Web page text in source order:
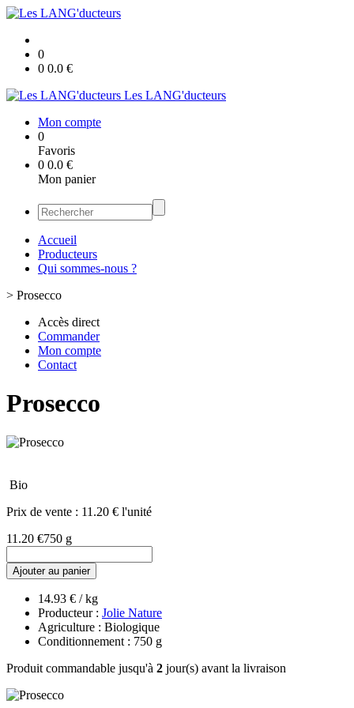
0
0 0.0 €
Les LANG'ducteurs
Mon compte
0
Favoris
0 0.0 €
Mon panier
Accueil
Producteurs
Qui sommes-nous ?
> Prosecco
Accès direct
Commander
Mon compte
Contact
Prosecco
Bio
Prix de vente : 11.20 € l'unité
11.20 €750 g
Ajouter au panier
14.93 € / kg
Producteur : Jolie Nature
Agriculture : Biologique
Conditionnement : 750 g
Produit commandable jusqu'à 2 jour(s) avant la livraison